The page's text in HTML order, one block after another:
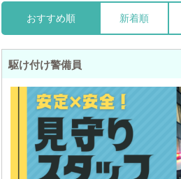
おすすめ順 新着順
駆け付け警備員